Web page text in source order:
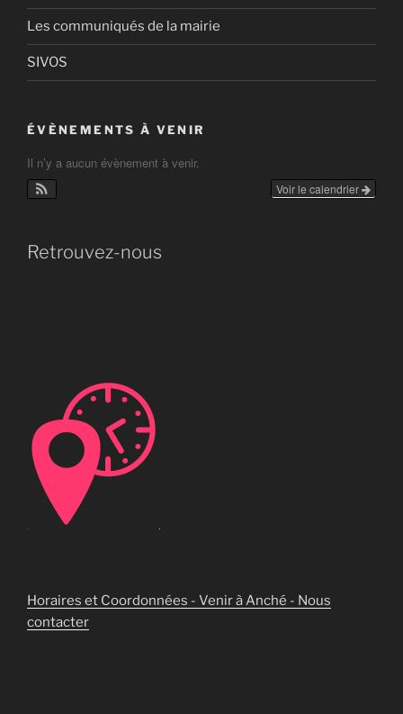
Les communiqués de la mairie
SIVOS
ÉVÈNEMENTS À VENIR
Il n’y a aucun évènement à venir.
Voir le calendrier
Retrouvez-nous
Horaires et Coordonnées - Venir à Anché - Nous
contacter